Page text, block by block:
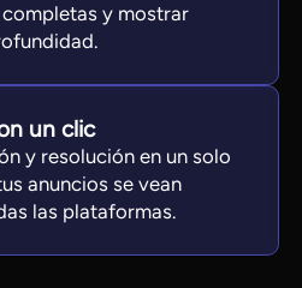
y mostrar
un clic
y resolución en un solo
anuncios se vean
las plataformas.